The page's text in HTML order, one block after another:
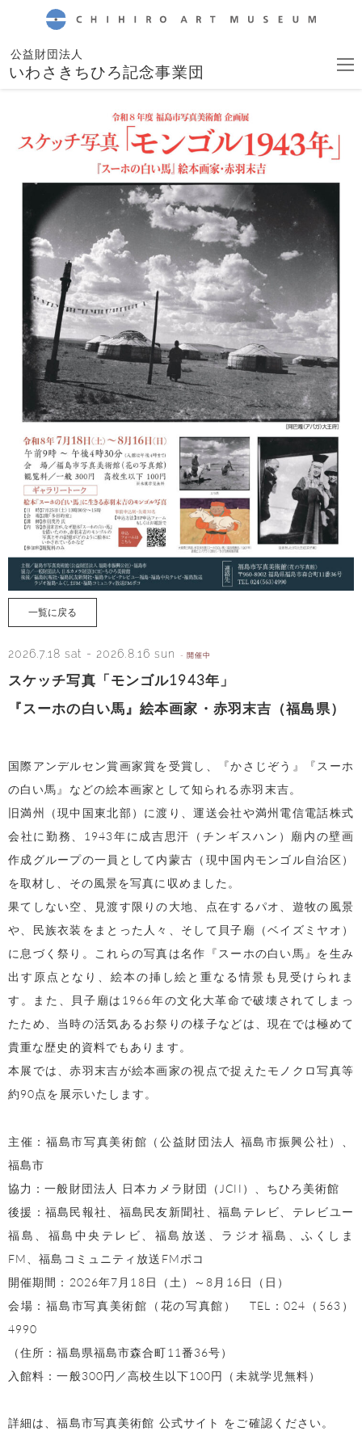
公益財団法人
いわさきちひろ記念事業団
一覧に戻る
2026.7.18 sat - 2026.8.16 sun - 開催中
スケッチ写真「モンゴル1943年」
『スーホの白い馬』絵本画家・赤羽末吉（福島県）
国際アンデルセン賞画家賞を受賞し、『かさじぞう』『スーホ
の白い馬』などの絵本画家として知られる赤羽末吉。
旧満州（現中国東北部）に渡り、運送会社や満州電信電話株式
会社に勤務、1943年に成吉思汗（チンギスハン）廟内の壁画
作成グループの一員として内蒙古（現中国内モンゴル自治区）
を取材し、その風景を写真に収めました。
果てしない空、見渡す限りの大地、点在するパオ、遊牧の風景
や、民族衣装をまとった人々、そして貝子廟（ベイズミヤオ）
に息づく祭り。これらの写真は名作『スーホの白い馬』を生み
出す原点となり、絵本の挿し絵と重なる情景も見受けられま
す。
また、貝子廟は1966年の文化大革命で破壊されてしまっ
たため、当時の活気あるお祭りの様子などは、現在では極めて
貴重な歴史的資料でもあります。
本展では、赤羽末吉が絵本画家の視点で捉えたモノクロ写真等
約90点を展示いたします。
主催：福島市写真美術館（公益財団法人 福島市振興公社）、
福島市
協力：一般財団法人 日本カメラ財団（JCII）、ちひろ美術館
後援：福島民報社、福島民友新聞社、福島テレビ、テレビユー
福島、福島中央テレビ、福島放送、ラジオ福島、ふくしま
FM、福島コミュニティ放送FMポコ
開催期間：2026年7月18日（土）～8月16日（日）
会場：福島市写真美術館（花の写真館） TEL：024（563）
4990
（住所：福島県福島市森合町11番36号）
入館料：一般300円／高校生以下100円（未就学児無料）
詳細は、福島市写真美術館 公式サイト をご確認ください。